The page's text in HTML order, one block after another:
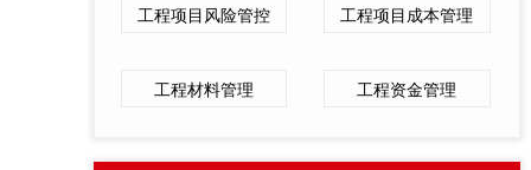
工程项目风险管控 工程项目成本管理
工程材料管理 工程资金管理